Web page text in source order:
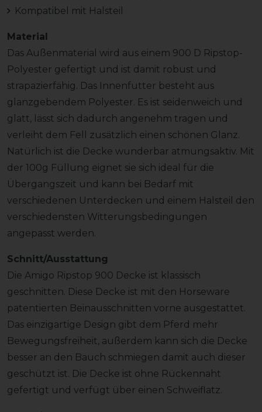
Kompatibel mit Halsteil
Material
Das Außenmaterial wird aus einem 900 D Ripstop-
Polyester gefertigt und ist damit robust und
strapazierfähig. Das Innenfutter besteht aus
glanzgebendem Polyester. Es ist seidenweich und
glatt, lässt sich dadurch angenehm tragen und
verleiht dem Fell zusätzlich einen schönen Glanz.
Natürlich ist die Decke wunderbar atmungsaktiv. Mit
der 100g Füllung eignet sie sich ideal für die
Übergangszeit und kann bei Bedarf mit
verschiedenen Unterdecken und einem Halsteil den
verschiedensten Witterungsbedingungen
angepasst werden.
Schnitt/Ausstattung
Die Amigo Ripstop 900 Decke ist klassisch
geschnitten. Diese Decke ist mit den Horseware
patentierten Beinausschnitten vorne ausgestattet.
Das einzigartige Design gibt dem Pferd mehr
Bewegungsfreiheit, außerdem kann sich die Decke
besser an den Bauch schmiegen damit auch dieser
geschützt ist. Die Decke ist ohne Rückennaht
gefertigt und verfügt über einen Schweiflatz.